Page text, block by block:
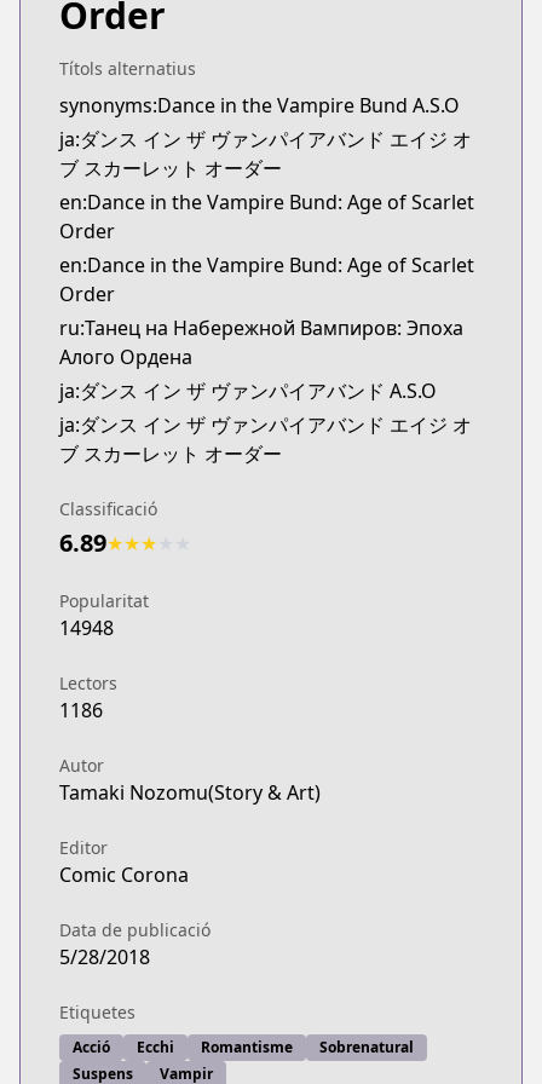
CDJapan
https://www.anime-planet.com/manga/https://
MangaUpdates
MangaUpdates
https://www.mangaupdates.com/
Book☆Walker
Book☆Walker
https://bookwalker.jp/series/224125/list
Official English
Official English
https://sevenseasentertainment.com/series/
Order
Títols alternatius
synonyms:Dance in the Vampire Bund A.S.O
ja:ダンス イン ザ ヴァンパイアバンド エイジ オ
ブ スカーレット オーダー
en:Dance in the Vampire Bund: Age of Scarlet
Order
en:Dance in the Vampire Bund: Age of Scarlet
Order
ru:Танец на Набережной Вампиров: Эпоха
Алого Ордена
ja:ダンス イン ザ ヴァンパイアバンド A.S.O
ja:ダンス イン ザ ヴァンパイアバンド エイジ オ
ブ スカーレット オーダー
Classificació
6.89★★★
Popularitat
14948
Lectors
1186
Autor
Tamaki Nozomu(Story & Art)
Editor
Comic Corona
Data de publicació
5/28/2018
Etiquetes
Acció Ecchi Romantisme
Sobrenatural
Suspens
Vampir